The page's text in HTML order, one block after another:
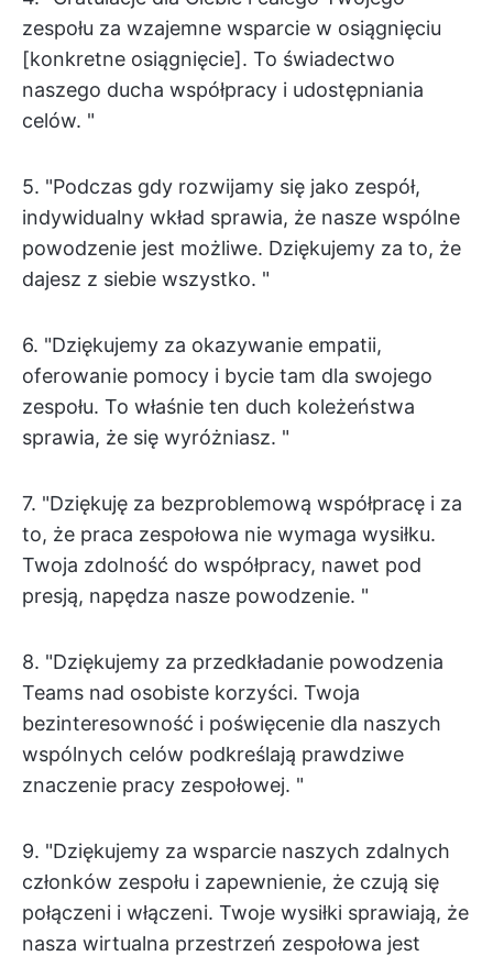
zespołu za wzajemne wsparcie w osiągnięciu
[konkretne osiągnięcie]. To świadectwo
naszego ducha współpracy i udostępniania
celów. "
5. "Podczas gdy rozwijamy się jako zespół,
indywidualny wkład sprawia, że nasze wspólne
powodzenie jest możliwe. Dziękujemy za to, że
dajesz z siebie wszystko. "
6. "Dziękujemy za okazywanie empatii,
oferowanie pomocy i bycie tam dla swojego
zespołu. To właśnie ten duch koleżeństwa
sprawia, że się wyróżniasz. "
7. "Dziękuję za bezproblemową współpracę i za
to, że praca zespołowa nie wymaga wysiłku.
Twoja zdolność do współpracy, nawet pod
presją, napędza nasze powodzenie. "
8. "Dziękujemy za przedkładanie powodzenia
Teams nad osobiste korzyści. Twoja
bezinteresowność i poświęcenie dla naszych
wspólnych celów podkreślają prawdziwe
znaczenie pracy zespołowej. "
9. "Dziękujemy za wsparcie naszych zdalnych
członków zespołu i zapewnienie, że czują się
połączeni i włączeni. Twoje wysiłki sprawiają, że
nasza wirtualna przestrzeń zespołowa jest